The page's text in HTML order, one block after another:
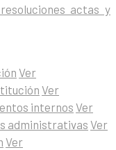
actas y
Ver
Ver
internos Ver
administrativas Ver
Ver